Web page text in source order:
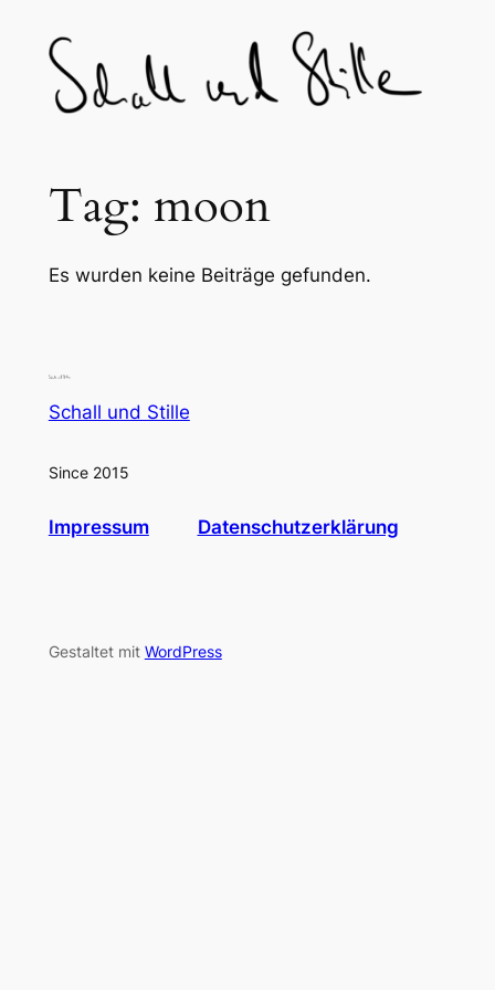
content
Tag: moon
Es wurden keine Beiträge gefunden.
Schall und Stille
Since 2015
Impressum Datenschutzerklärung
Gestaltet mit WordPress